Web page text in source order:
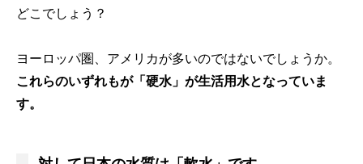
どこでしょう？
ヨーロッパ圏、アメリカが多いのではないでしょうか。
これらのいずれもが「硬水」が生活用水となっていま
す。